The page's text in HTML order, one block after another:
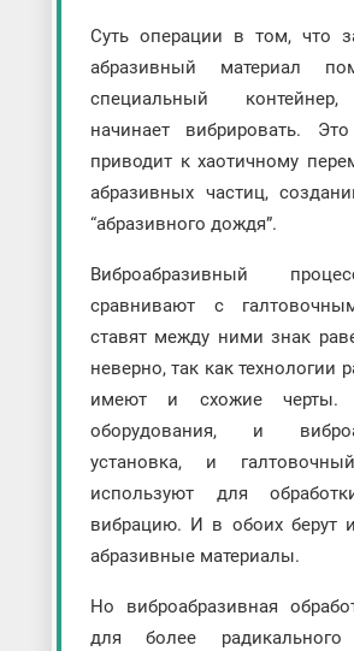
Суть операции в том, что
абразивный материал
специальный
начинает вибрировать.
приводит к хаотичному
абразивных частиц,
“абразивного дождя”.
Виброабразивный
сравнивают с
ставят между ними знак
неверно, так как технологии
имеют и схожие черты.
оборудования, и
установка, и
используют для
вибрацию. И в обоих берут
абразивные материалы.
Но виброабразивная
для более радикального